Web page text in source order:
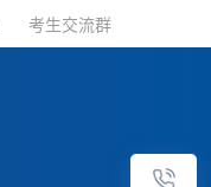
考生交流群
考生交流群